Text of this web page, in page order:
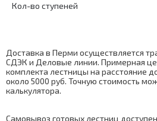
Кол-во ступеней
Доставка в Перми осуществляется
СДЭК и Деловые линии. Примерная
комплекта лестницы на расстояние
около 5000 руб. Точную стоимость
калькулятора.
Самовывоз готовых лестниц